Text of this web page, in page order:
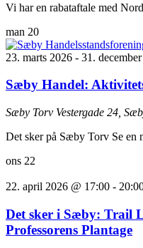
Vi har en rabataftale med
man 20
23. marts 2026 - 31.
Sæby Handel:
Sæby Torv Vestergade 24,
Det sker på Sæby Torv Se en
ons 22
22. april 2026 @ 17:00 -
Det sker i Sæby: Trail
Professorens Plantage